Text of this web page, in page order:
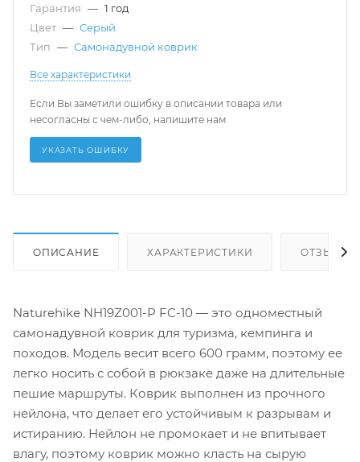
Гарантия — 1 год
Цвет — Серый
Тип — Самонадувной коврик
Все характеристики
Если Вы заметили ошибку в описании товара или
несогласны с чем-либо, напишите нам
УКАЗАТЬ ОШИБКУ
ОПИСАНИЕ ХАРАКТЕРИСТИКИ ОТЗЫВЫ
Naturehike NH19Z001-P FC-10 — это одноместный
самонадувной коврик для туризма, кемпинга и
походов. Модель весит всего 600 грамм, поэтому ее
легко носить с собой в рюкзаке даже на длительные
пешие маршруты. Коврик выполнен из прочного
нейлона, что делает его устойчивым к разрывам и
истиранию. Нейлон не промокает и не впитывает
влагу, поэтому коврик можно класть на сырую